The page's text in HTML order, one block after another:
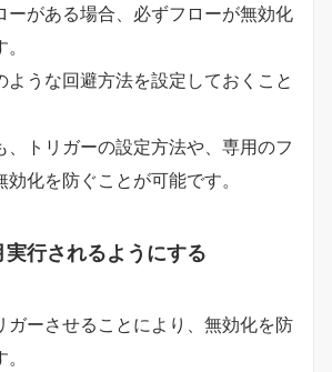
ーがある場合、必ずフローが無効化
ような回避方法を設定しておくこと
、トリガーの設定方法や、専用のフ
化を防ぐことが可能です。
実行されるようにする
ガーさせることにより、無効化を防